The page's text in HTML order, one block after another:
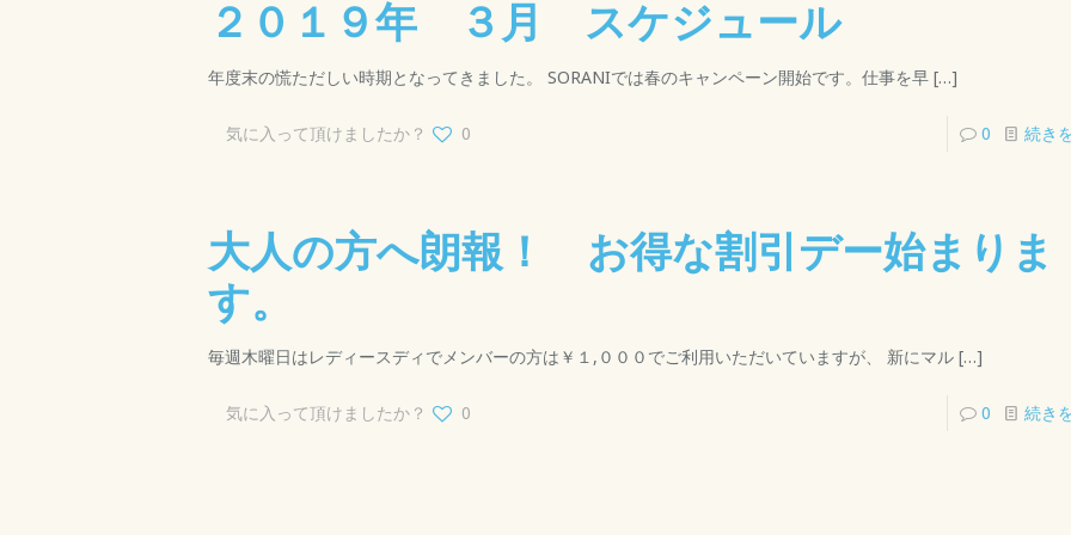
２０１９年 ３月 スケジュール
年度末の慌ただしい時期となってきました。 SORANIでは春のキャンペーン開始です。仕事を早 […]
気に入って頂けましたか？ 0 0 続き
大人の方へ朗報！ お得な割引デー始まりま
す。
毎週木曜日はレディースディでメンバーの方は￥１,０００でご利用いただいていますが、 新にマル […]
気に入って頂けましたか？ 0 0 続き